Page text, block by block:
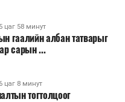
ажилладаг тул
бодис шууд
их
шилжсэнээр замын
давхар исэл
бууруулах ач
цаг 58 минут
гаалийн албан татварыг
сарын ...
цаг 8 минут
тогтолцоог